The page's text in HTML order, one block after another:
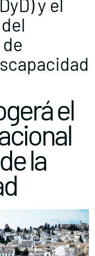
y el
el
la